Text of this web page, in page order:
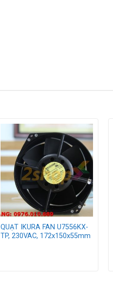
QUẠT IKURA FAN U7556KX-
TP, 230VAC, 172x150x55mm